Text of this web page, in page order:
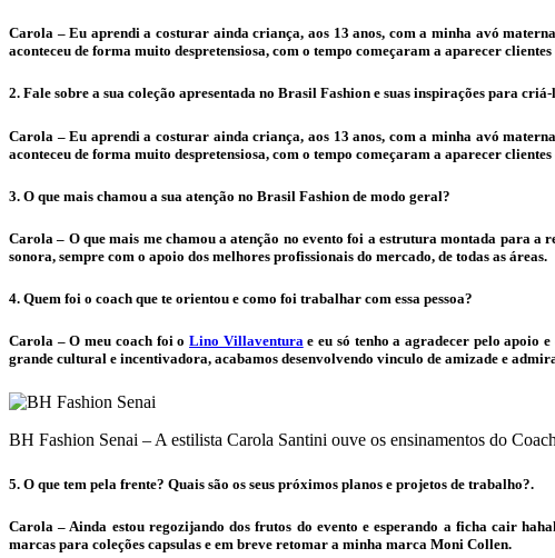
Carola – Eu aprendi a costurar ainda criança, aos 13 anos, com a minha avó
aconteceu de forma muito despretensiosa, com o tempo começaram a aparecer
2. Fale sobre a sua coleção apresentada no Brasil Fashion e suas inspirações para
Carola – Eu aprendi a costurar ainda criança, aos 13 anos, com a minha avó
aconteceu de forma muito despretensiosa, com o tempo começaram a aparecer
3. O que mais chamou a sua atenção no Brasil Fashion de modo geral?
Carola – O que mais me chamou a atenção no evento foi a estrutura montada para a
sonora, sempre com o apoio dos melhores profissionais do mercado, de todas as áreas.
4. Quem foi o coach que te orientou e como foi trabalhar com essa pessoa?
Carola – O meu coach foi oLino Villaventurae eu só tenho a agradecer pelo apoio
grande cultural e incentivadora, acabamos desenvolvendo vinculo de amizade e
BH Fashion Senai – A estilista Carola Santini ouve os ensinamentos do
5. O que tem pela frente? Quais são os seus próximos planos e projetos de trabalho?.
Carola – Ainda estou regozijando dos frutos do evento e esperando a ficha cair
marcas para coleções capsulas e em breve retomar a minha marca Moni Collen.